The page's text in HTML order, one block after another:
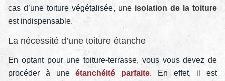
cas d’une toiture végétalisée, une isolation de la toiture
est indispensable.
La nécessité d’une toiture étanche
En optant pour une toiture-terrasse, vous vous devez de
procéder à uneétanchéité parfaite. En effet, il est